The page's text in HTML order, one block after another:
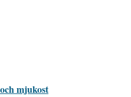
mjukost